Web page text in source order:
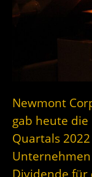
Newmont
gab heute
Quartals
Dividende